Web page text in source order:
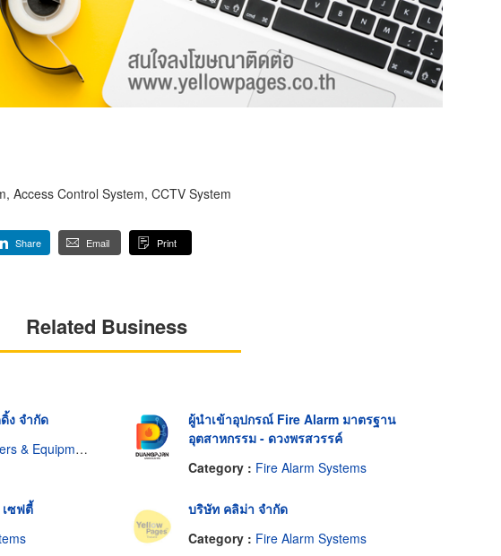
Access Control System, CCTV System
Share Email Print
Related Business
ง จำกัด
& Equipment
ผู้นำเข้าอุปกรณ์ Fire Alarm มาตรฐาน
อุตสาหกรรม - ดวงพรสวรรค์
Category : Fire Alarm Systems
เซฟตี้
บริษัท คลิม่า จำกัด
Category : Fire Alarm Systems